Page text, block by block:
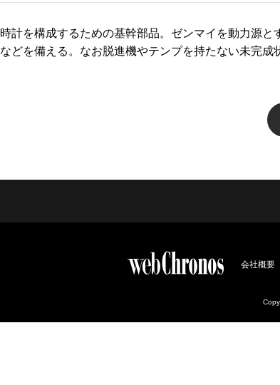
時計を構成するための基幹部品。ゼンマイを動力源
などを備える。なお脱進機やテンプを持たない未完成
会社概要